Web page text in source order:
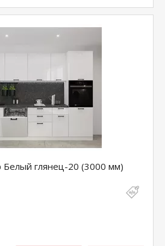
Белый глянец-20 (3000 мм)